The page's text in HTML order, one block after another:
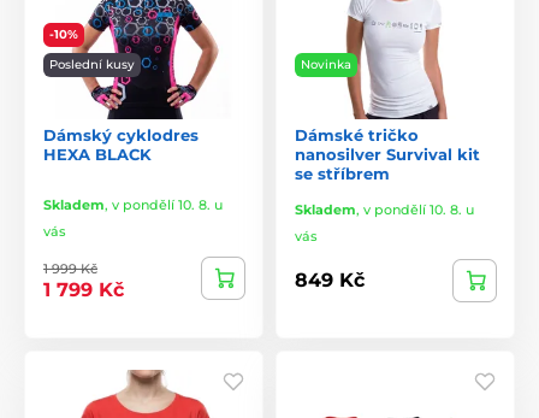
-10%
Poslední kusy
Dámský cyklodres
HEXA BLACK
Skladem, v pondělí 10. 8. u
vás
1 999 Kč
1 799 Kč
Novinka
Dámské tričko
nanosilver Survival kit
se stříbrem
Skladem, v pondělí 10. 8. u
vás
849 Kč